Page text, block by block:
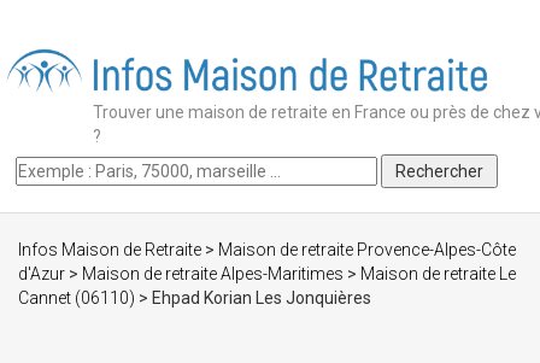
Trouver une maison de retraite en France ou près de chez
?
Infos Maison de Retraite > Maison de retraite Provence-Alpes-Côte
d'Azur > Maison de retraite Alpes-Maritimes > Maison de retraite Le
Cannet (06110) > Ehpad Korian Les Jonquières